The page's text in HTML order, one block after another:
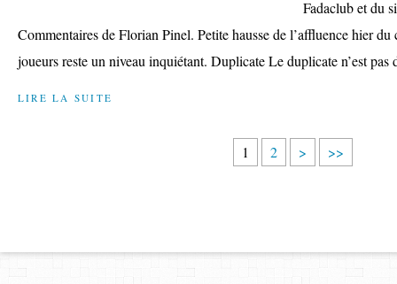
Fadaclub et du
Commentaires de Florian Pinel. Petite hausse de l’affluence hier
joueurs reste un niveau inquiétant. Duplicate Le duplicate n’est pas
LIRE LA SUITE
1 2 > >>